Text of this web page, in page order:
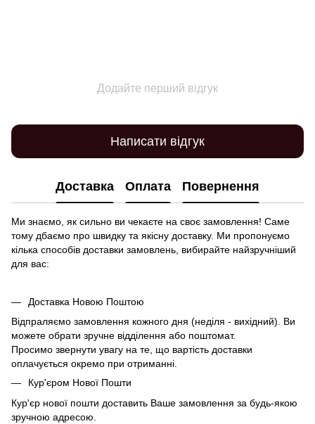
Додайте перший відгук
Написати відгук
Доставка Оплата Повернення
Ми знаємо, як сильно ви чекаєте на своє замовлення! Саме
тому дбаємо про швидку та якісну доставку. Ми пропонуємо
кілька способів доставки замовлень, вибирайте найзручніший
для вас:
Доставка Новою Поштою
Відпраляємо замовлення кожного дня (неділя - вихідний). Ви
можете обрати зручне відділення або поштомат.
Просимо звернути увагу на те, що вартість доставки
оплачується окремо при отриманні.
Кур'єром Нової Пошти
Кур'єр нової пошти доставить Ваше замовлення за будь-якою
зручною адресою.